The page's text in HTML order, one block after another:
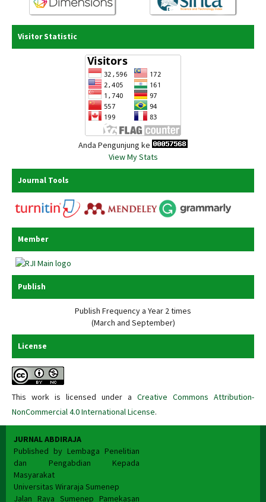
Visitor Statistic
Anda Pengunjung ke
View My Stats
Journal Tools
Member
Publish
Publish Frequency a Year 2 times
(March and September)
License
This work is licensed under a Creative Commons Attribution-
NonCommercial 4.0 International License.
JURNAL ABDIRAJA
Published by Lembaga Penelitian
dan Pengabdian Kepada
Masyarakat
Universitas Wiraraja Sumenep
Jalan Raya Sumenep Pamekasan